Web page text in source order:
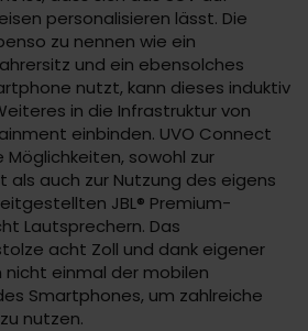
personalisieren lässt. Die
zu nennen wie ein
und ein ebensolches
nutzt, kann dieses induktiv
in die Infrastruktur von
einbinden. UVO Connect
sowohl zur
als auch zur Nutzung des eigens
JBL® Premium-
Lautsprechern. Das
acht Zoll und dank eigener
einmal der mobilen
Smartphones, um zahlreiche
nutzen.